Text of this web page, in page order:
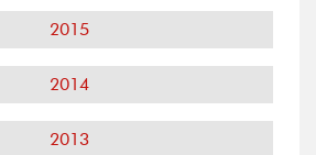
2015
2014
2013